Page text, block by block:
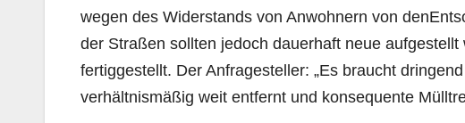
wegen des Widerstands von Anwohnern von
der Straßen sollten jedoch dauerhaft neue
fertiggestellt. Der Anfragesteller: „Es braucht
verhältnismäßig weit entfernt und konsequente